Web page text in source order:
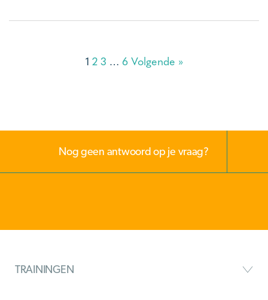
1 2 3 … 6 Volgende »
Nog geen antwoord op je vraag?
TRAININGEN